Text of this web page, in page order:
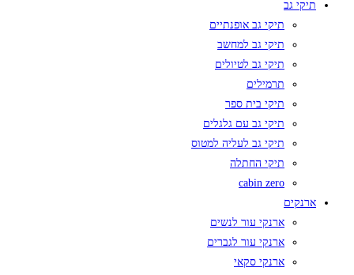
תיקי גב
תיקי גב אופנתיים
תיקי גב למחשב
תיקי גב לטיולים
תרמילים
תיקי בית ספר
תיקי גב עם גלגלים
תיקי גב לעליה למטוס
תיקי החתלה
cabin zero
ארנקים
ארנקי עור לנשים
ארנקי עור לגברים
ארנקי סקאי